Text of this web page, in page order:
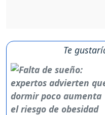
Te